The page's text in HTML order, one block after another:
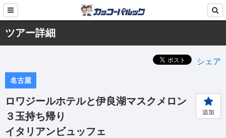
ツアー詳細
シェア
名古屋
ロワジールホテルと伊良湖マスクメロン
３玉持ち帰り
イタリアンビュッフェ
追加